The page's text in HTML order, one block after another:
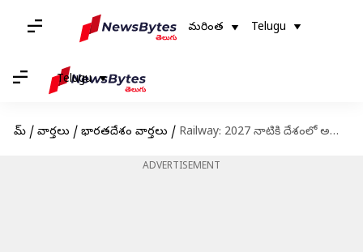
మరింత Telugu
Telugu
హోమ్ / వార్తలు / భారతదేశం వార్తలు / Railway: 2027 నాటికి దేశంలో అన్ని రైల్వే గేట్ల స్థానంలో వంతెనల నిర్మాణానికి కేంద్ర ప్రభుత్వం ప్రణాళిక
ADVERTISEMENT